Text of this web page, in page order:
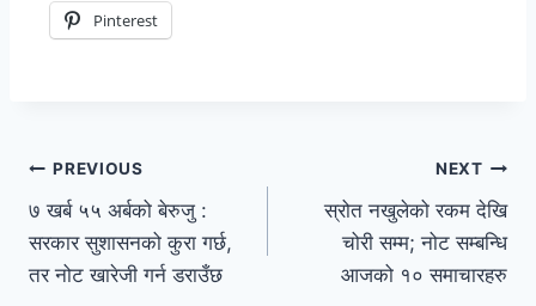
Pinterest
PREVIOUS
७ खर्ब ५५ अर्बको बेरुजु :
सरकार सुशासनको कुरा गर्छ,
तर नोट खारेजी गर्न डराउँछ
NEXT
स्रोत नखुलेको रकम देखि
चोरी सम्म; नोट सम्बन्धि
आजको १० समाचारहरु